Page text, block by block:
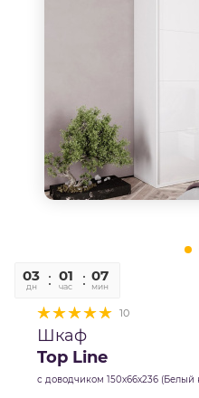
03
дн
01
час
07
мин
10
Шкаф
Top Line
с доводчиком 150х66х236